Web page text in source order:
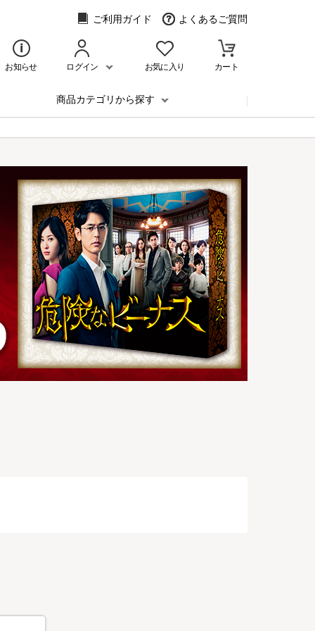
ご利用ガイド よくあるご質問
お知らせ ログイン お気に入り カート
商品カテゴリから探す